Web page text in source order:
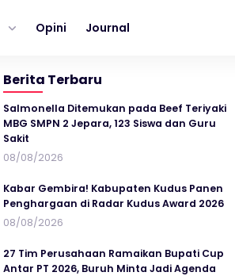
Opini Journal
Berita Terbaru
Salmonella Ditemukan pada Beef Teriyaki
MBG SMPN 2 Jepara, 123 Siswa dan Guru
Sakit
08/08/2026
Kabar Gembira! Kabupaten Kudus Panen
Penghargaan di Radar Kudus Award 2026
08/08/2026
27 Tim Perusahaan Ramaikan Bupati Cup
Antar PT 2026, Buruh Minta Jadi Agenda